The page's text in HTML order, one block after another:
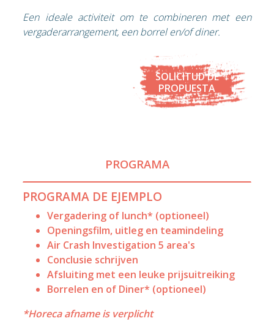
Een ideale activiteit om te combineren met een
vergaderarrangement, een borrel en/of diner.
SOLICITUD DE
PROPUESTA
PROGRAMA
PROGRAMA DE EJEMPLO
Vergadering of lunch* (optioneel)
Openingsfilm, uitleg en teamindeling
Air Crash Investigation 5 area's
Conclusie schrijven
Afsluiting met een leuke prijsuitreiking
Borrelen en of Diner* (optioneel)
*Horeca afname is verplicht